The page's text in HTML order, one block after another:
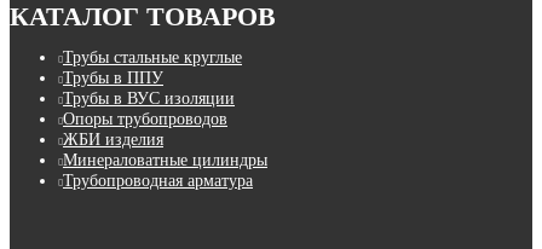
КАТАЛОГ ТОВАРОВ
Трубы стальные круглые
Трубы в ППУ
Трубы в ВУС изоляции
Опоры трубопроводов
ЖБИ изделия
Минераловатные цилиндры
Трубопроводная арматура